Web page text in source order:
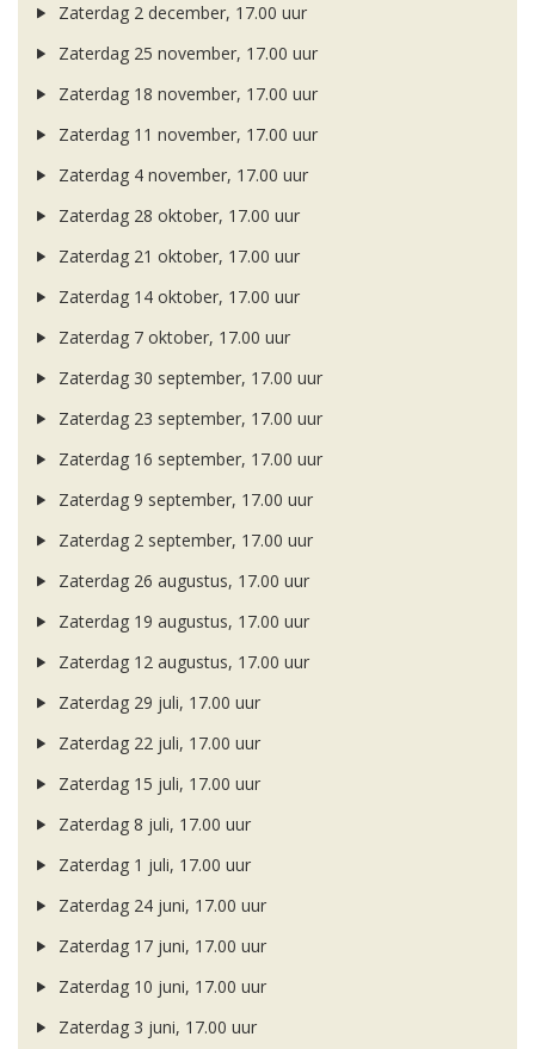
Zaterdag 2 december, 17.00 uur
Zaterdag 25 november, 17.00 uur
Zaterdag 18 november, 17.00 uur
Zaterdag 11 november, 17.00 uur
Zaterdag 4 november, 17.00 uur
Zaterdag 28 oktober, 17.00 uur
Zaterdag 21 oktober, 17.00 uur
Zaterdag 14 oktober, 17.00 uur
Zaterdag 7 oktober, 17.00 uur
Zaterdag 30 september, 17.00 uur
Zaterdag 23 september, 17.00 uur
Zaterdag 16 september, 17.00 uur
Zaterdag 9 september, 17.00 uur
Zaterdag 2 september, 17.00 uur
Zaterdag 26 augustus, 17.00 uur
Zaterdag 19 augustus, 17.00 uur
Zaterdag 12 augustus, 17.00 uur
Zaterdag 29 juli, 17.00 uur
Zaterdag 22 juli, 17.00 uur
Zaterdag 15 juli, 17.00 uur
Zaterdag 8 juli, 17.00 uur
Zaterdag 1 juli, 17.00 uur
Zaterdag 24 juni, 17.00 uur
Zaterdag 17 juni, 17.00 uur
Zaterdag 10 juni, 17.00 uur
Zaterdag 3 juni, 17.00 uur